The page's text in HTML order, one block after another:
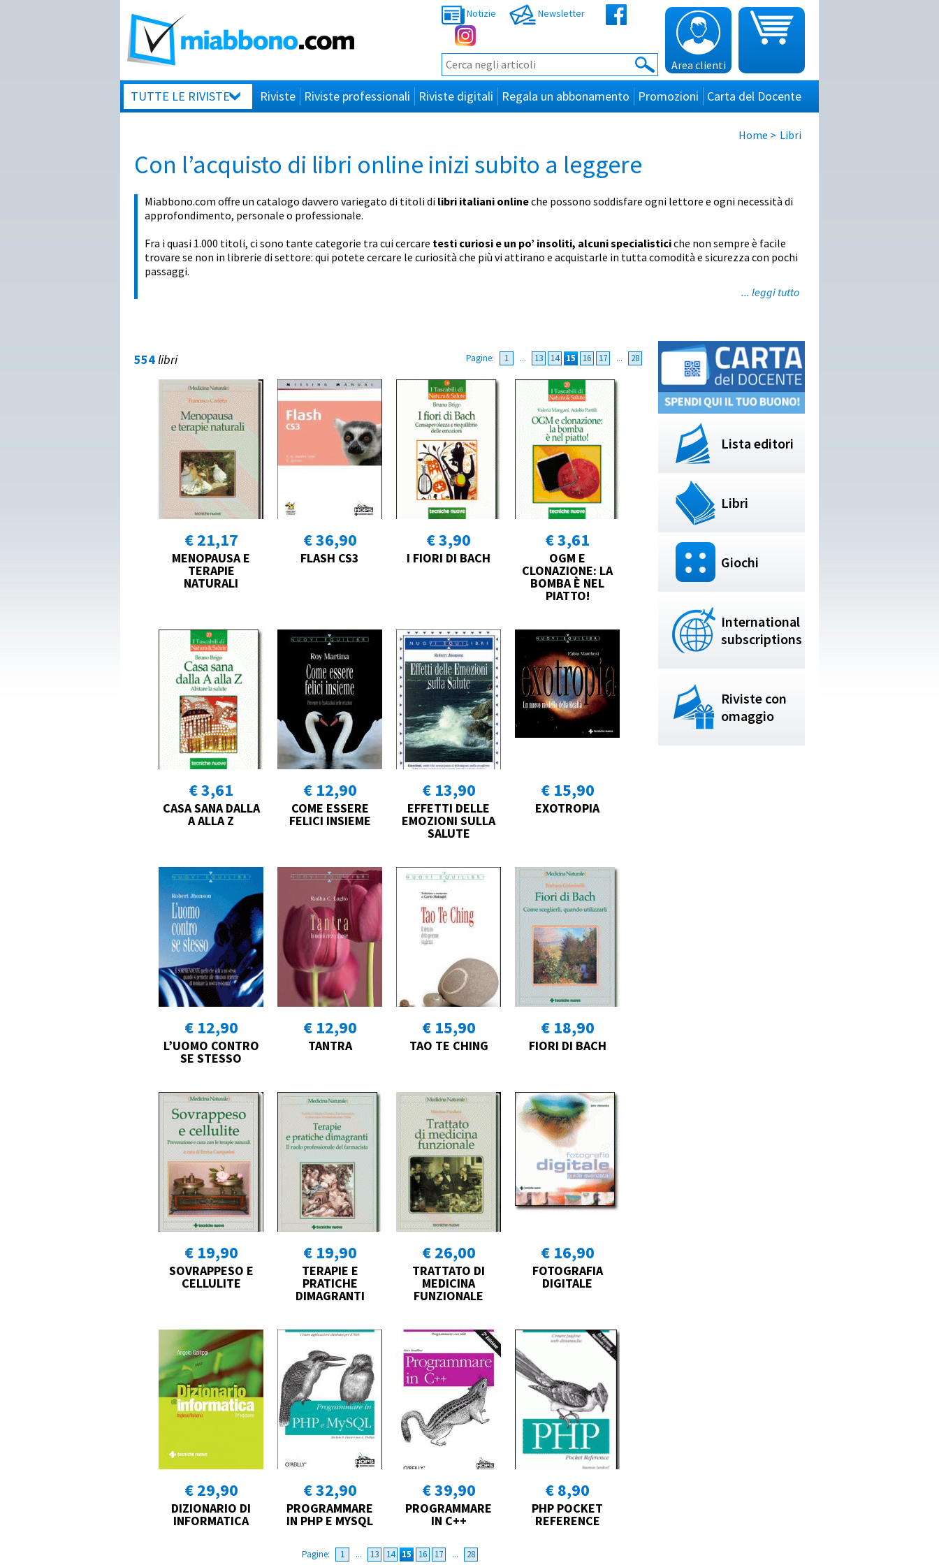
Notizie Newsletter
Area clienti
TUTTE LE RIVISTE Riviste Riviste professionali Riviste digitali Regala un abbonamento Promozioni Carta del Docente
Home > Libri
Con l’acquisto di libri online inizi subito a leggere
Miabbono.com offre un catalogo davvero variegato di titoli di libri italiani onlineche possono soddisfare ogni lettore e ogni necessità di
approfondimento, personale o professionale.
Fra i quasi 1.000 titoli, ci sono tante categorie tra cui cercare testi curiosi e un po’ insoliti, alcuni specialisticiche non sempre è facile
trovare se non in librerie di settore: qui potete cercare le curiosità che più vi attirano e acquistarle in tutta comodità e sicurezza con pochi
passaggi.
... leggi tutto
Pagine: 1 ... 13 14 15 16 17 ... 28
554libri
€ 21,17
MENOPAUSA E
TERAPIE
NATURALI
€ 36,90
FLASH CS3
€ 3,90
I FIORI DI BACH
€ 3,61
OGM E
CLONAZIONE: LA
BOMBA È NEL
PIATTO!
€ 3,61
CASA SANA DALLA
A ALLA Z
€ 12,90
COME ESSERE
FELICI INSIEME
€ 13,90
EFFETTI DELLE
EMOZIONI SULLA
SALUTE
€ 15,90
EXOTROPIA
€ 12,90
L’UOMO CONTRO
SE STESSO
€ 12,90
TANTRA
€ 15,90
TAO TE CHING
€ 18,90
FIORI DI BACH
€ 19,90
SOVRAPPESO E
CELLULITE
€ 19,90
TERAPIE E
PRATICHE
DIMAGRANTI
€ 26,00
TRATTATO DI
MEDICINA
FUNZIONALE
€ 16,90
FOTOGRAFIA
DIGITALE
€ 29,90
DIZIONARIO DI
INFORMATICA
€ 32,90
PROGRAMMARE
IN PHP E MYSQL
€ 39,90
PROGRAMMARE
IN C++
€ 8,90
PHP POCKET
REFERENCE
Pagine: 1 ... 13 14 15 16 17 ... 28
Lista editori
Libri
Giochi
International
subscriptions
Riviste con
omaggio